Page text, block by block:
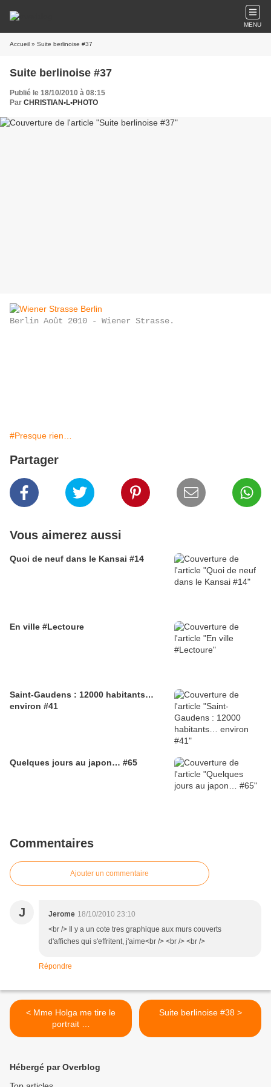
MENU
Accueil » Suite berlinoise #37
Suite berlinoise #37
Publié le 18/10/2010 à 08:15
Par CHRISTIAN•L•PHOTO
Berlin Août 2010 - Wiener Strasse.
#Presque rien…
Partager
Vous aimerez aussi
Quoi de neuf dans le Kansai #14
En ville #Lectoure
Saint-Gaudens : 12000 habitants…
environ #41
Quelques jours au japon… #65
Commentaires
Ajouter un commentaire
J Jerome 18/10/2010 23:10
<br /> Il y a un cote tres graphique aux murs couverts
d'affiches qui s'effritent, j'aime<br /> <br /> <br />
Répondre
< Mme Holga me tire le
portrait …
Suite berlinoise #38 >
Hébergé par Overblog